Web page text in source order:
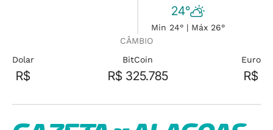
24°
Min 24° | Máx 26°
CÂMBIO
Dolar
R$
BitCoin
R$ 325.785
Euro
R$